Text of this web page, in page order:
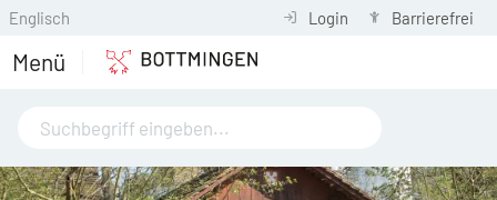
Englisch Login Barrierefrei
Menü